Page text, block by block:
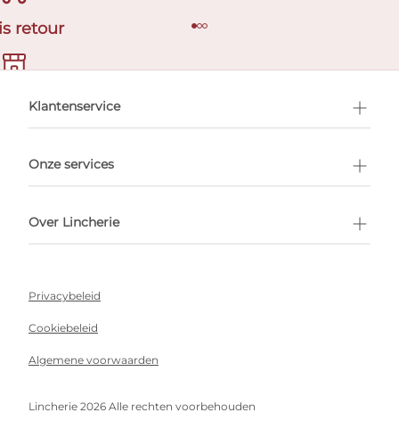
retour
afspraak
Klantenservice
Onze services
Over Lincherie
Privacybeleid
Cookiebeleid
Algemene voorwaarden
Lincherie 2026 Alle rechten voorbehouden